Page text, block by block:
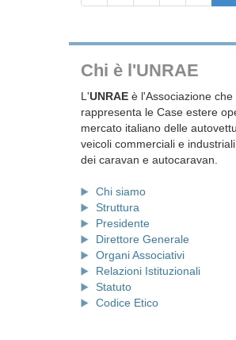
Chi è l'UNRAE
L'UNRAE è l'Associazione che
rappresenta le Case estere
mercato italiano delle
veicoli commerciali e
dei caravan e autocaravan.
Chi siamo
Struttura
Presidente
Direttore Generale
Organi Associativi
Relazioni Istituzionali
Statuto
Codice Etico